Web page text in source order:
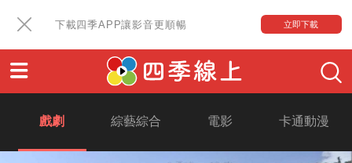
下載四季APP讓影音更順暢 立即下載
戲劇 綜藝綜合 電影 卡通動漫